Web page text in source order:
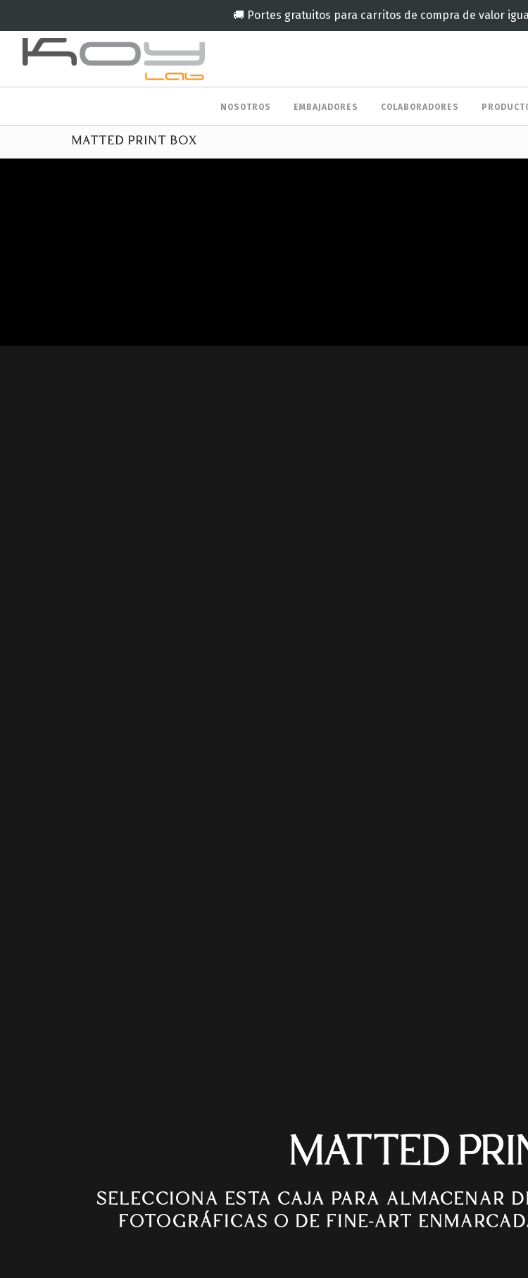
🚚 Portes gratuitos para carritos de compra de valor
NOSOTROS EMBAJADORES COLABORADORES
MATTED PRINT BOX
MATTED
SELECCIONA ESTA CAJA PARA ALMACENAR
FOTOGRÁFICAS O DE FINE-ART